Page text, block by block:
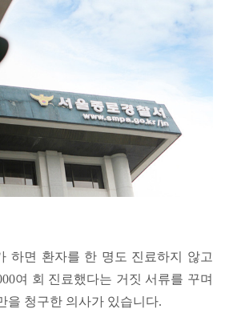
하면 환자를 한 명도 진료하지 않고
여 회 진료했다는 거짓 서류를 꾸며
을 청구한 의사가 있습니다.